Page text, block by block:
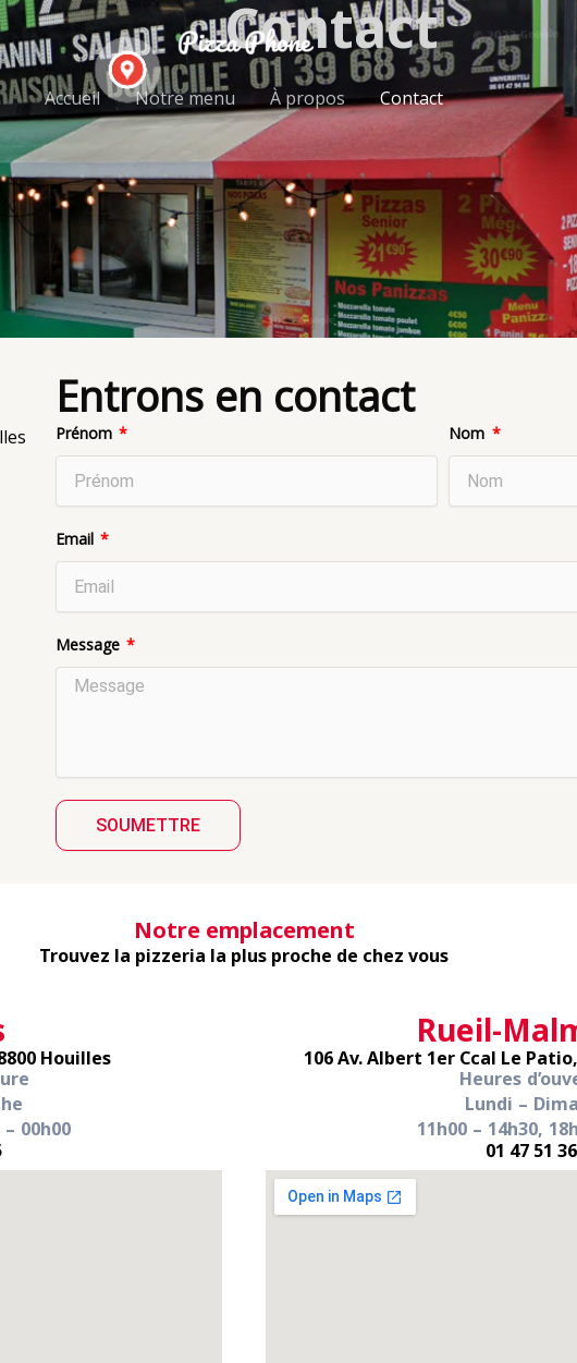
Accueil Notre menu À propos Contact
Contact
Entrons en contact
Prénom Nom
Email
Message
SOUMETTRE
Notre emplacement
Trouvez la pizzeria la plus proche de chez vous
Houilles
– 00h00
Rueil-
106 Av. Albert 1er Ccal Le
Heures
Lundi –
11h00 – 14h30,
01 47 51